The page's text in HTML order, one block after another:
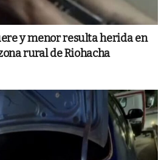
y menor resulta herida en
rural de Riohacha